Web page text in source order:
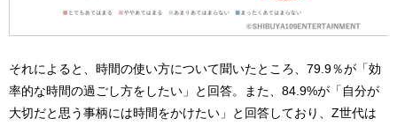
それによると、時間の使い方について聞いたところ、79.9％が「効
率的な時間の過ごし方をしたい」と回答。また、84.9%が「自分が
大切だと思う事柄には時間をかけたい」と回答しており、Z世代は